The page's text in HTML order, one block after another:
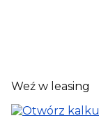
Weź w leasing